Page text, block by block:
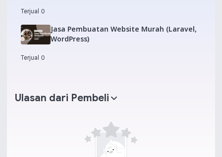
Terjual 0
Jasa Pembuatan Website Murah (Laravel,
WordPress)
Terjual 0
Ulasan dari Pembeli